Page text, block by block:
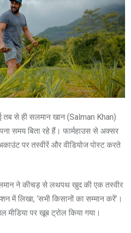
तब से ही सलमान खान (Salman Khan)
समय बिता रहे हैं। फार्महाउस से अक्सर
पर तस्वीरें और वीडियोज पोस्ट करते
ने कीचड़ से लथपथ खुद की एक तस्वीर
में लिखा, ‘सभी किसानों का सम्मान करें’।
मीडिया पर खूब ट्रोल किया गया।